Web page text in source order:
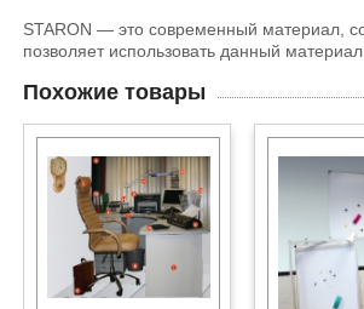
STARON — это современный материал,
позволяет использовать данный
Похожие товары